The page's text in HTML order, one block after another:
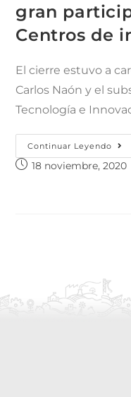
gran
Centros de
El cierre estuvo a
Carlos Naón y el
Tecnología e
Continuar Leyendo
18 noviembre, 2020